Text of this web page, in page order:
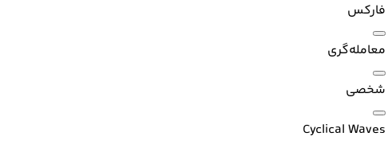
فارکس
معامله‌گری
شخصی
Cyclical Waves